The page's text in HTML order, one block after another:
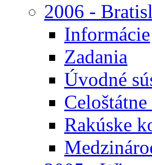
2006 -
Informácie
Zadania
Úvodné
Rakúske